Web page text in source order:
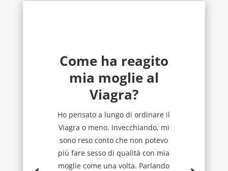
Come ha reagito
mia moglie al
Viagra?
Ho pensato a lungo di ordinare il
Viagra o meno. Invecchiando, mi
sono reso conto che non potevo
più fare sesso di qualità con mia
moglie come una volta. Parlando